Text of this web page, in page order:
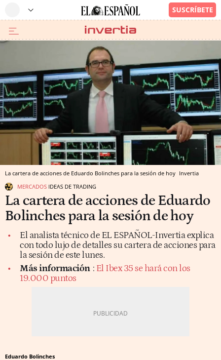
La cartera de acciones de Eduardo Bolinches para la sesión de hoy Invertia
MERCADOS IDEAS DE TRADING
La cartera de acciones de Eduardo
Bolinches para la sesión de hoy
El analista técnico de EL ESPAÑOL-Invertia explica
con todo lujo de detalles su cartera de acciones para
la sesión de este lunes.
Más información : El Ibex 35 se hará con los
19.000 puntos
Eduardo Bolinches